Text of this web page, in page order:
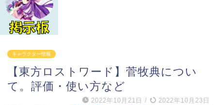
キャラクター情報
【東方ロストワード】菅牧典につい
て。評価・使い方など
2022年10月21日 / 2022年10月23日